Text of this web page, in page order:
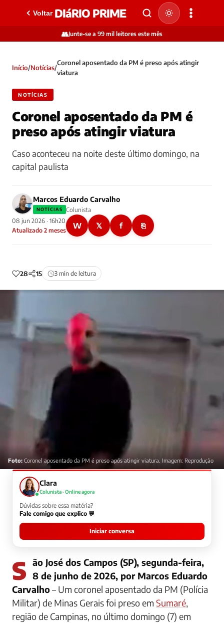
Voltar DIáRIO PRIME
👥Junte-se a 99 mil leitores este mês
Início/Notícias/
Coronel aposentado da PM é preso após atingir
viatura
NOTÍCIAS
Coronel aposentado da PM é
preso após atingir viatura
Caso aconteceu na noite deste último domingo, na
capital paulista
Marcos Eduardo Carvalho
NOTÍCIAS
Colunista
08 jun 2026 · 16h20
Atualizado 2 meses
W 𝕏 f ⎘
28 15 3 min de leitura
Foto: Coronel aposentado da PM é preso após atingir viatura. Imagem: Reprodução
Clara
Colunista · Online agora
Dúvidas sobre essa matéria?
Fale comigo que explico 💬
Iniciar conversa
São José dos Campos (SP), segunda-feira, 8 de junho de 2026, por Marcos Eduardo
Carvalho– Um coronel aposentado da PM (Polícia
Militar) de Minas Gerais foi preso em Sumaré,
região de Campinas, no último domingo (7) em